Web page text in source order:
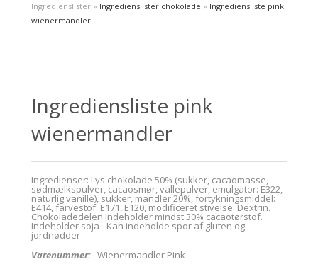
Ingredienslister » Ingredienslister chokolade » Ingrediensliste pink
wienermandler
Ingrediensliste pink
wienermandler
Ingredienser: Lys chokolade 50% (sukker, cacaomasse,
sødmælkspulver, cacaosmør, vallepulver, emulgator: E322,
naturlig vanille), sukker, mandler 20%, fortykningsmiddel:
E414, farvestof: E171, E120, modificeret stivelse: Dextrin.
Chokoladedelen indeholder mindst 30% cacaotørstof.
Indeholder soja - Kan indeholde spor af gluten og
jordnødder
Varenummer: Wienermandler Pink